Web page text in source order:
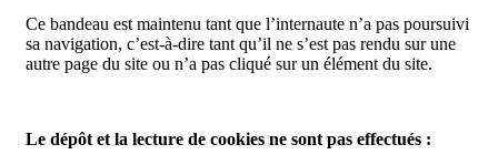
Ce bandeau est maintenu tant que l’internaute n’a pas poursuivi
sa navigation, c’est-à-dire tant qu’il ne s’est pas rendu sur une
autre page du site ou n’a pas cliqué sur un élément du site.
Le dépôt et la lecture de cookies ne sont pas effectués :